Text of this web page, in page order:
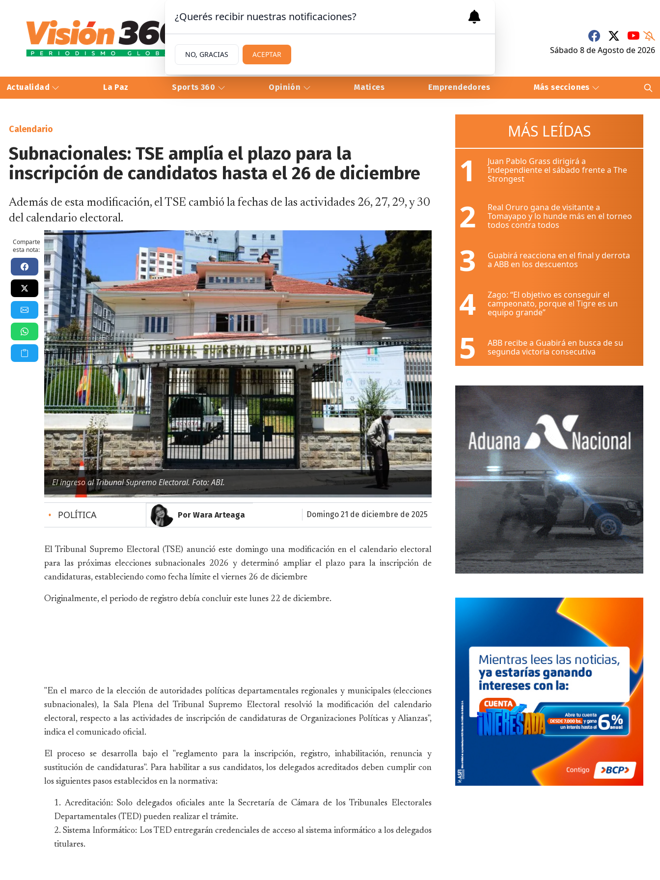
Sábado 8deAgosto de 2026
Actualidad La Paz Sports 360 Opinión Matices Emprendedores Más secciones
Calendario
Subnacionales: TSE amplía el plazo para la
inscripción de candidatos hasta el 26 de diciembre
Además de esta modificación, el TSE cambió la fechas de las actividades 26, 27, 29, y 30
del calendario electoral.
Comparte
esta nota:
El ingreso al Tribunal Supremo Electoral. Foto: ABI.
• POLÍTICA Por Wara Arteaga domingo 21 de diciembre de 2025
El Tribunal Supremo Electoral (TSE) anunció este domingo una modificación en el calendario electoral
para las próximas elecciones subnacionales 2026 y determinó ampliar el plazo para la inscripción de
candidaturas, estableciendo como fecha límite el viernes 26 de diciembre
Originalmente, el periodo de registro debía concluir este lunes 22 de diciembre.
"En el marco de la elección de autoridades políticas departamentales regionales y municipales (elecciones
subnacionales), la Sala Plena del Tribunal Supremo Electoral resolvió la modificación del calendario
electoral, respecto a las actividades de inscripción de candidaturas de Organizaciones Políticas y Alianzas",
indica el comunicado oficial.
El proceso se desarrolla bajo el "reglamento para la inscripción, registro, inhabilitación, renuncia y
sustitución de candidaturas". Para habilitar a sus candidatos, los delegados acreditados deben cumplir con
los siguientes pasos establecidos en la normativa:
Acreditación: Solo delegados oficiales ante la Secretaría de Cámara de los Tribunales Electorales
Departamentales (TED) pueden realizar el trámite.
Sistema Informático: Los TED entregarán credenciales de acceso al sistema informático a los delegados
titulares.
MÁS LEÍDAS
1
Juan Pablo Grass dirigirá a
Independiente el sábado frente a The
Strongest
2
Real Oruro gana de visitante a
Tomayapo y lo hunde más en el torneo
todos contra todos
3
Guabirá reacciona en el final y derrota
a ABB en los descuentos
4
Zago: “El objetivo es conseguir el
campeonato, porque el Tigre es un
equipo grande”
5
ABB recibe a Guabirá en busca de su
segunda victoria consecutiva
¿Querés recibir nuestras notificaciones?
NO, GRACIAS ACEPTAR